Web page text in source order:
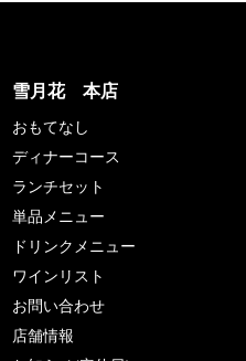
雪月花 本店
おもてなし
ディナーコース
ランチセット
単品メニュー
ドリンクメニュー
ワインリスト
お問い合わせ
店舗情報